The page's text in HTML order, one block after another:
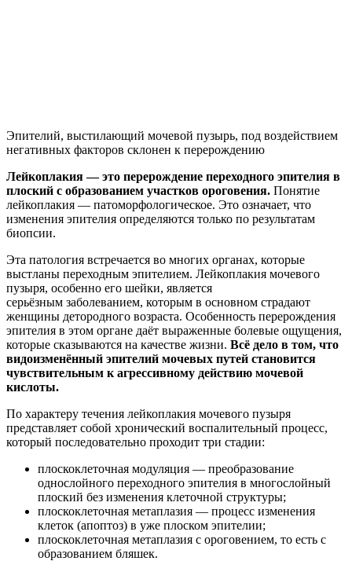
Эпителий, выстилающий мочевой пузырь, под воздействием
негативных факторов склонен к перерождению
Лейкоплакия — это перерождение переходного эпителия в
плоский с образованием участков ороговения. Понятие
лейкоплакия — патоморфологическое. Это означает, что
изменения эпителия определяются только по результатам
биопсии.
Эта патология встречается во многих органах, которые
выстланы переходным эпителием. Лейкоплакия мочевого
пузыря, особенно его шейки, является
серьёзным заболеванием, которым в основном страдают
женщины детородного возраста. Особенность перерождения
эпителия в этом органе даёт выраженные болевые ощущения,
которые сказываются на качестве жизни. Всё дело в том, что
видоизменённый эпителий мочевых путей становится
чувствительным к агрессивному действию мочевой
кислоты.
По характеру течения лейкоплакия мочевого пузыря
представляет собой хронический воспалительный процесс,
который последовательно проходит три стадии:
плоскоклеточная модуляция — преобразование
однослойного переходного эпителия в многослойный
плоский без изменения клеточной структуры;
плоскоклеточная метаплазия — процесс изменения
клеток (апоптоз) в уже плоском эпителии;
плоскоклеточная метаплазия с ороговением, то есть с
образованием бляшек.